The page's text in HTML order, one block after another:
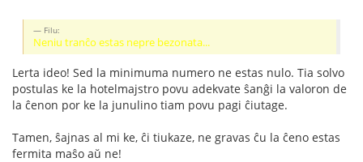
Filu:
Neniu tranĉo estas nepre bezonata...
Lerta ideo! Sed la minimuma numero ne estas nulo. Tia solvo
postulas ke la hotelmajstro povu adekvate ŝanĝi la valoron de
la ĉenon por ke la junulino tiam povu pagi ĉiutage.
Tamen, ŝajnas al mi ke, ĉi tiukaze, ne gravas ĉu la ĉeno estas
fermita maŝo aŭ ne!